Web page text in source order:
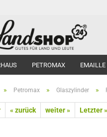
PETROMAX EMAILLE
» Petromax » Glaszylinder »
« zurück weiter » Letzter »